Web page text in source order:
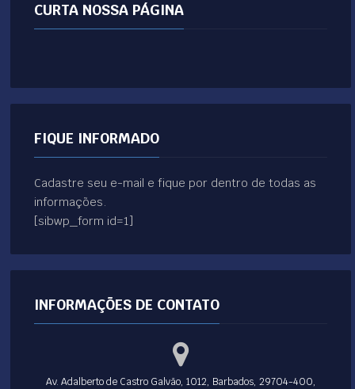
CURTA NOSSA PÁGINA
FIQUE INFORMADO
Cadastre seu e-mail e fique por dentro de todas as
informações.
[sibwp_form id=1]
INFORMAÇÕES DE CONTATO
Av. Adalberto de Castro Galvão, 1012, Barbados, 29704-400,